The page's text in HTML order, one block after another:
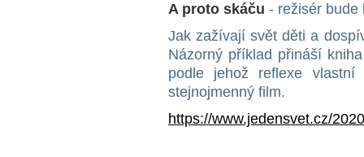
A proto skáču - režisér bude
Jak zažívají svět děti a
Názorný příklad přináší
podle jehož reflexe
stejnojmenný film.
https://www.jedensvet.cz/